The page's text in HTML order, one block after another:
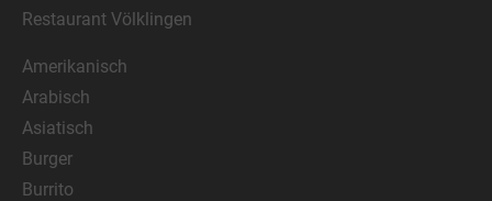
Restaurant Völklingen
Amerikanisch
Arabisch
Asiatisch
Burger
Burrito